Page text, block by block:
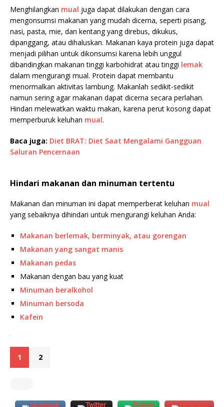
Menghilangkan mual juga dapat dilakukan dengan cara
mengonsumsi makanan yang mudah dicerna, seperti pisang,
nasi, pasta, mie, dan kentang yang direbus, dikukus,
dipanggang, atau dihaluskan. Makanan kaya protein juga dapat
menjadi pilihan untuk dikonsumsi karena lebih unggul
dibandingkan makanan tinggi karbohidrat atau tinggi lemak
dalam mengurangi mual. Protein dapat membantu
menormalkan aktivitas lambung. Makanlah sedikit-sedikit
namun sering agar makanan dapat dicerna secara perlahan.
Hindari melewatkan waktu makan, karena perut kosong dapat
memperburuk keluhan mual.
Baca juga: Diet BRAT: Diet Saat Mengalami Gangguan
Saluran Pencernaan
Hindari makanan dan minuman tertentu
Makanan dan minuman ini dapat memperberat keluhan mual
yang sebaiknya dihindari untuk mengurangi keluhan Anda:
Makanan berlemak, berminyak, atau gorengan
Makanan yang sangat manis
Makanan pedas
Makanan dengan bau yang kuat
Minuman beralkohol
Minuman bersoda
Kafein
1 2